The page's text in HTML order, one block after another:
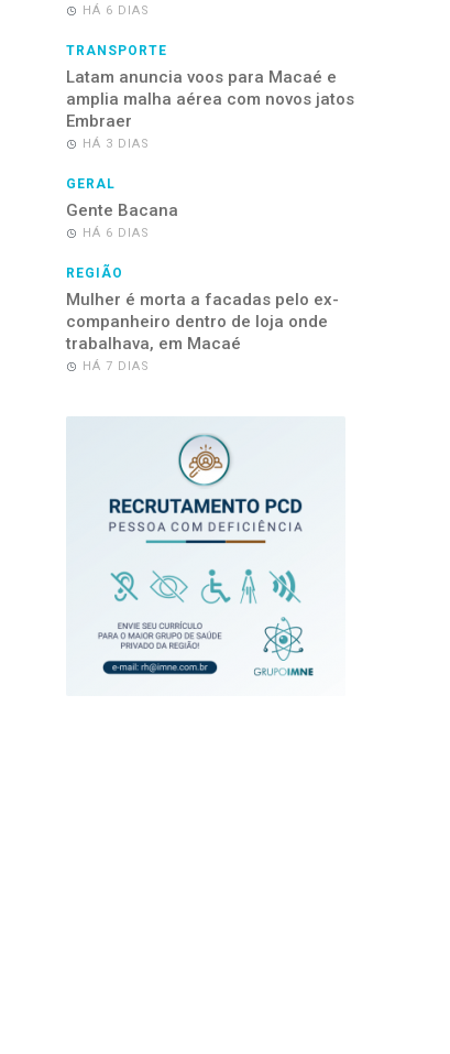
HÁ 6 DIAS
TRANSPORTE
Latam anuncia voos para Macaé e
amplia malha aérea com novos jatos
Embraer
HÁ 3 DIAS
GERAL
Gente Bacana
HÁ 6 DIAS
REGIÃO
Mulher é morta a facadas pelo ex-
companheiro dentro de loja onde
trabalhava, em Macaé
HÁ 7 DIAS